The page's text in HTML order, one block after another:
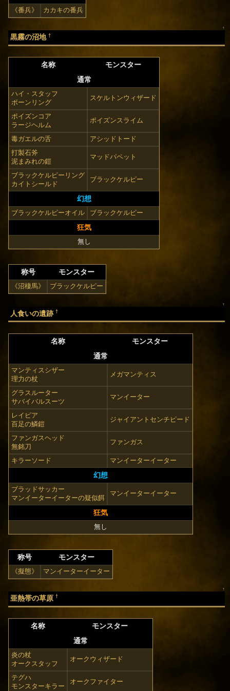
《番兵》 カカキの番兵
↑
黒霧の沼地 †
名称
モンスター
通常
ハイ・スタッフ
ボーンリング
スケルトンウィザード
ポイズンコア
ラージヘルム
ポイズンスライム
毒ガエルの舌
アシッドトード
打製石斧
泥まみれの鎧
マッドパペット
ブラックケルピーリング
カイトシールド
ブラックケルピー
幻想
ブラックケルピーオイル ブラックケルピー
狂気
無し
称号 モンスター
《沼棲馬》 ブラックケルピー
↑
人食いの遺跡 †
名称
モンスター
通常
マンティスシザー
理力の杖
メガマンティス
グラスルーター
サバイバルスーツ
マンイーター
レイピア
百足の鱗鎧
ジャイアントセンチピード
ファンガスヘッド
無銘刀
ファンガス
キラーソード マンイーターイーター
幻想
ブラッドサッカー
マンイーターイーターの疑似餌
マンイーターイーター
狂気
無し
称号 モンスター
《擬態》 マンイーターイーター
↑
亜熱帯の草原 †
名称
モンスター
通常
炎の杖
オークスタッフ
オークウィザード
テグハ
モンスターキラー
オークファイター